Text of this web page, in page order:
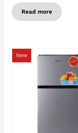
Read more
New